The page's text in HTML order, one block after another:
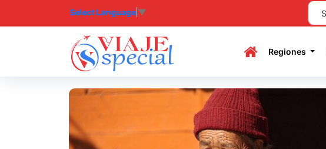
Select Language ▼
(current)
Regiones